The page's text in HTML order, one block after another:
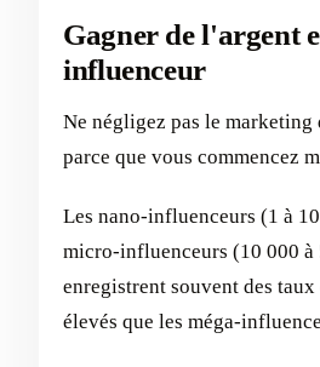
Gagner de l'argent
influenceur
Ne négligez pas le
parce que vous commencez
Les nano-influenceurs (1 à
micro-influenceurs (10 000 à
enregistrent souvent des
élevés que les méga-